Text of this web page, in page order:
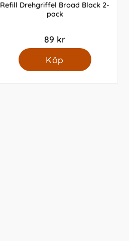
Refill Drehgriffel Broad Black 2-
pack
89 kr
Köp